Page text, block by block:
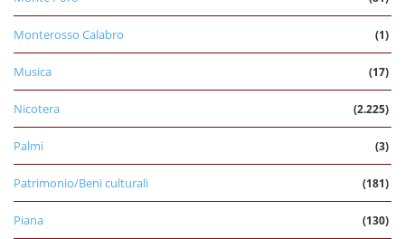
Monterosso Calabro (1)
Musica (17)
Nicotera (2.225)
Palmi (3)
Patrimonio/Beni culturali (181)
Piana (130)